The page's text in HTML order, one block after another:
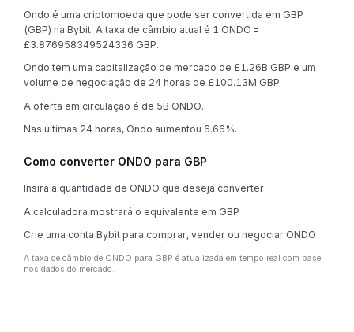
Ondo é uma criptomoeda que pode ser convertida em GBP
(GBP) na Bybit. A taxa de câmbio atual é 1 ONDO =
£3.876958349524336 GBP.
Ondo tem uma capitalização de mercado de £1.26B GBP e um
volume de negociação de 24 horas de £100.13M GBP.
A oferta em circulação é de 5B ONDO.
Nas últimas 24 horas, Ondo aumentou 6.66%.
Como converter ONDO para GBP
Insira a quantidade de ONDO que deseja converter
A calculadora mostrará o equivalente em GBP
Crie uma conta Bybit para comprar, vender ou negociar ONDO
A taxa de câmbio de ONDO para GBP é atualizada em tempo real com base
nos dados do mercado.